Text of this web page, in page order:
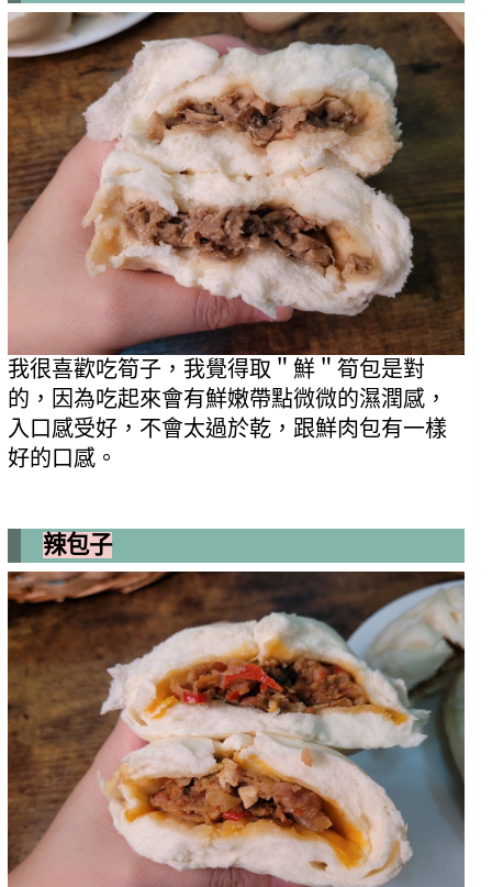
我很喜歡吃筍子，我覺得取＂鮮＂筍包是對
的，因為吃起來會有鮮嫩帶點微微的濕潤感，
入口感受好，不會太過於乾，跟鮮肉包有一樣
好的口感。
辣包子